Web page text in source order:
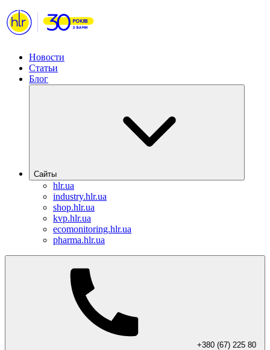
Новости
Статьи
Блог
Сайты
hlr.ua
industry.hlr.ua
shop.hlr.ua
kvp.hlr.ua
ecomonitoring.hlr.ua
pharma.hlr.ua
+380 (67) 225 80